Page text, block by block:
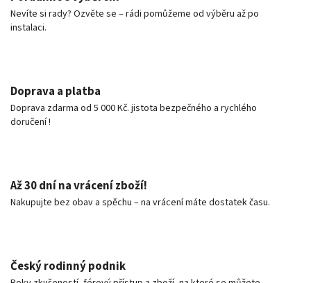
Nevíte si rady? Ozvěte se – rádi pomůžeme od výběru až po
instalaci.
Doprava a platba
Doprava zdarma od 5 000 Kč. jistota bezpečného a rychlého
doručení !
Až 30 dní na vrácení zboží!
Nakupujte bez obav a spěchu – na vrácení máte dostatek času.
Český rodinný podnik